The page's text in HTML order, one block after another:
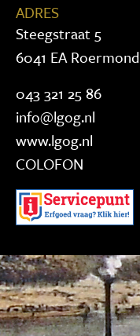
ADRES
Steegstraat 5
6041 EA Roermond
043 321 25 86
info@lgog.nl
www.lgog.nl
COLOFON